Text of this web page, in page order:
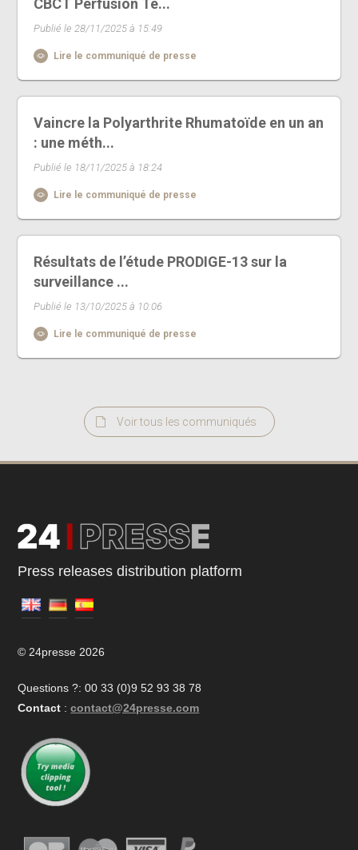
CBCT Perfusion Te...
Publié le 28/11/2025 à 15:49
Lire le communiqué de presse
Vaincre la Polyarthrite Rhumatoïde en un an
: une méth...
Publié le 18/11/2025 à 18:24
Lire le communiqué de presse
Résultats de l’étude PRODIGE-13 sur la
surveillance ...
Publié le 13/10/2025 à 10:06
Lire le communiqué de presse
Voir tous les communiqués
Press releases distribution platform
© 24presse 2026
Questions ?: 00 33 (0)9 52 93 38 78
Contact : contact@24presse.com